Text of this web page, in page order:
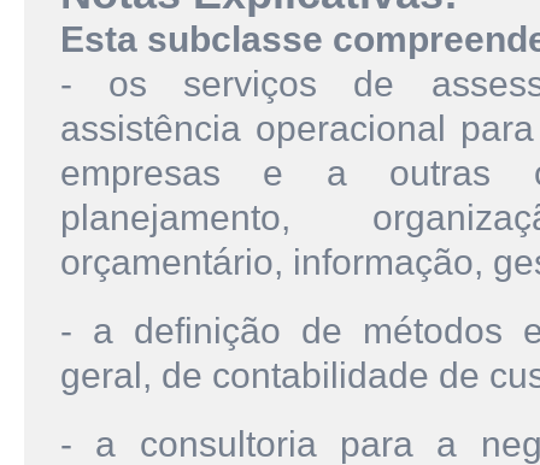
Esta subclasse
- os serviços de
assistência operacional
empresas e a outras
planejamento,
orçamentário, informação,
- a definição de métodos
geral, de contabilidade de
- a consultoria para a